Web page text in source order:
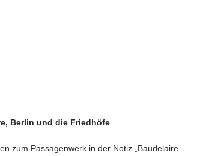
Berlin und die Friedhöfe
zum Passagenwerk in der Notiz „Baudelaire